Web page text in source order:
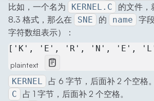
比如，一个名为
KERNEL.C 的文件，
8.3 格式，那么在
SNE 的 name
字
字符数组表示）：
['K', 'E', 'R', 'N',
plaintext
KERNEL 占 6 字节，后面补 2 个空格。
C
占 1 字节，后面补 2 个空格。